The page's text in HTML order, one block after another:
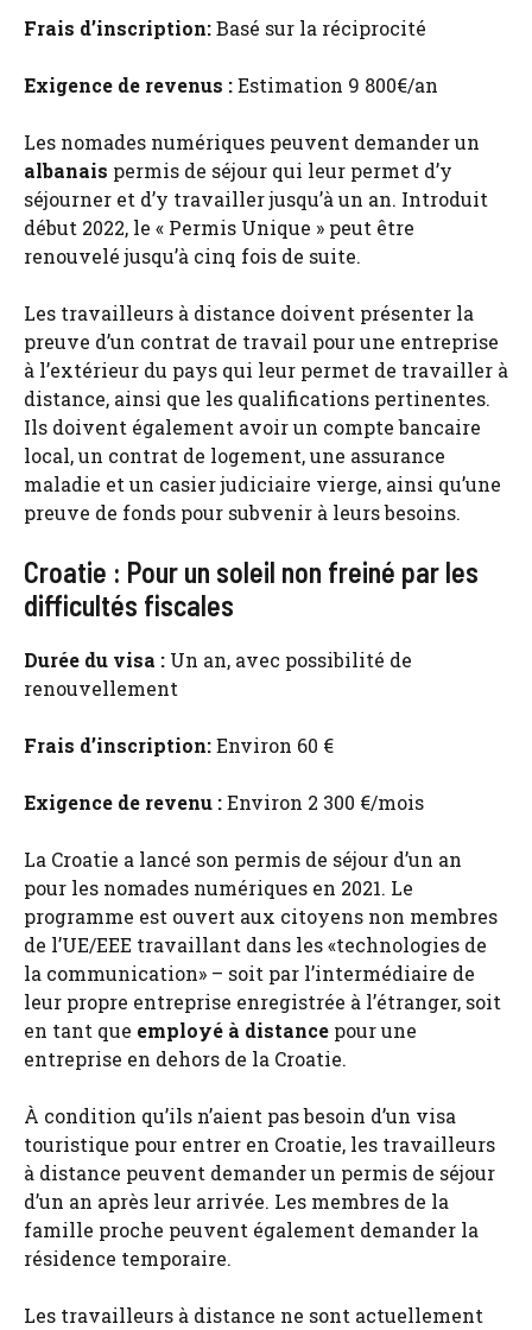
Frais d’inscription:Basé sur la réciprocité
Exigence de revenus :Estimation 9 800€/an
Les nomades numériques peuvent demander un
albanais permis de séjour qui leur permet d’y
séjourner et d’y travailler jusqu’à un an. Introduit
début 2022, le « Permis Unique » peut être
renouvelé jusqu’à cinq fois de suite.
Les travailleurs à distance doivent présenter la
preuve d’un contrat de travail pour une entreprise
à l’extérieur du pays qui leur permet de travailler à
distance, ainsi que les qualifications pertinentes.
Ils doivent également avoir un compte bancaire
local, un contrat de logement, une assurance
maladie et un casier judiciaire vierge, ainsi qu’une
preuve de fonds pour subvenir à leurs besoins.
Croatie : Pour un soleil non freiné par les
difficultés fiscales
Durée du visa : Un an, avec possibilité de
renouvellement
Frais d’inscription:Environ 60 €
Exigence de revenu :Environ 2 300 €/mois
La Croatie a lancé son permis de séjour d’un an
pour les nomades numériques en 2021. Le
programme est ouvert aux citoyens non membres
de l’UE/EEE travaillant dans les «technologies de
la communication» – soit par l’intermédiaire de
leur propre entreprise enregistrée à l’étranger, soit
en tant que employé à distance pour une
entreprise en dehors de la Croatie.
À condition qu’ils n’aient pas besoin d’un visa
touristique pour entrer en Croatie, les travailleurs
à distance peuvent demander un permis de séjour
d’un an après leur arrivée. Les membres de la
famille proche peuvent également demander la
résidence temporaire.
Les travailleurs à distance ne sont actuellement